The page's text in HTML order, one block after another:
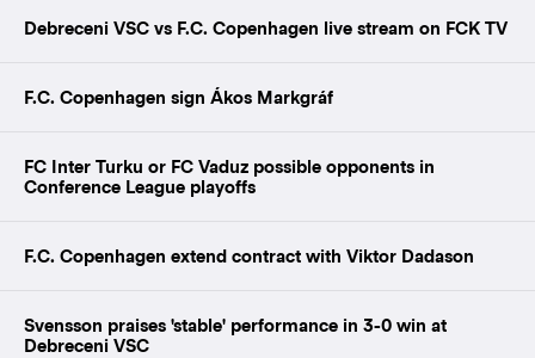
Debreceni VSC vs F.C. Copenhagen live stream on FCK TV
F.C. Copenhagen sign Ákos Markgráf
FC Inter Turku or FC Vaduz possible opponents in
Conference League playoffs
F.C. Copenhagen extend contract with Viktor Dadason
Svensson praises 'stable' performance in 3-0 win at
Debreceni VSC